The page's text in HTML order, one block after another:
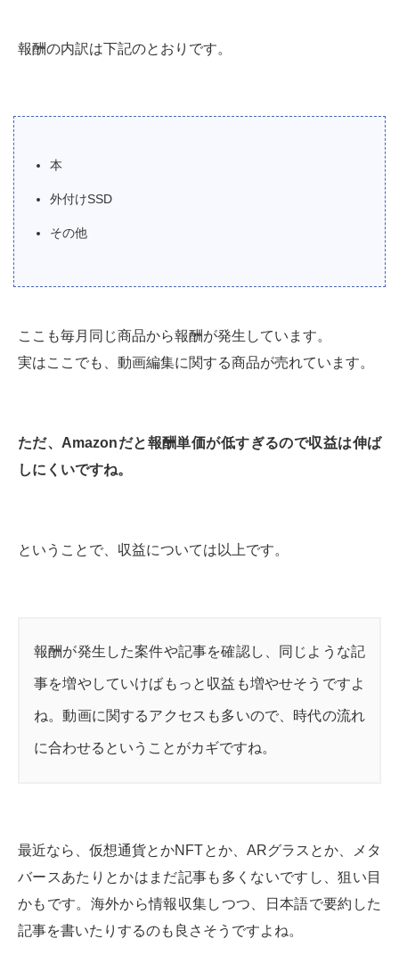
報酬の内訳は下記のとおりです。
本
外付けSSD
その他
ここも毎月同じ商品から報酬が発生しています。
実はここでも、動画編集に関する商品が売れています。
ただ、Amazonだと報酬単価が低すぎるので収益は伸ば
しにくいですね。
ということで、収益については以上です。
報酬が発生した案件や記事を確認し、同じような記
事を増やしていけばもっと収益も増やせそうですよ
ね。動画に関するアクセスも多いので、時代の流れ
に合わせるということがカギですね。
最近なら、仮想通貨とかNFTとか、ARグラスとか、メタ
バースあたりとかはまだ記事も多くないですし、狙い目
かもです。海外から情報収集しつつ、日本語で要約した
記事を書いたりするのも良さそうですよね。